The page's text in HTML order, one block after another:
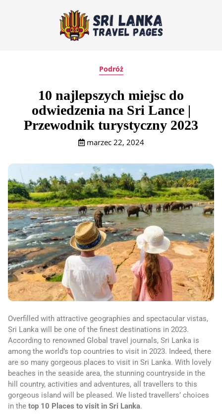
Podróż
10 najlepszych miejsc do
odwiedzenia na Sri Lance |
Przewodnik turystyczny 2023
marzec 22, 2024
Overfilled with attractive geographies and spectacular vistas,
Sri Lanka will be one of the finest destinations in 2023.
According to renowned Global travel journals, Sri Lanka is
among the world’s top countries to visit in 2023. Indeed, there
are so many gorgeous places to visit in Sri Lanka. With lovely
beaches in the seaside area, the stunning countryside in the
hill country, activities and adventures, all travellers to this
gorgeous island will be pleased. We listed travellers’ choices
in the top 10 Places to visit in Sri Lanka.